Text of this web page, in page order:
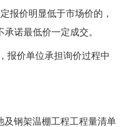
报价明显低于市场价的，
诺最低价一定成交。
报价单位承担询价过程中
及钢架温棚工程工程量清单